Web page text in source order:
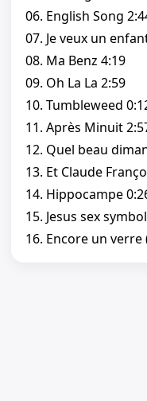
06. English Song
07. Je veux un
08. Ma Benz 4:19
09. Oh La La 2:59
10. Tumbleweed
11. Après Minuit
12. Quel beau
13. Et Claude
14. Hippocampe
15. Jesus sex
16. Encore un